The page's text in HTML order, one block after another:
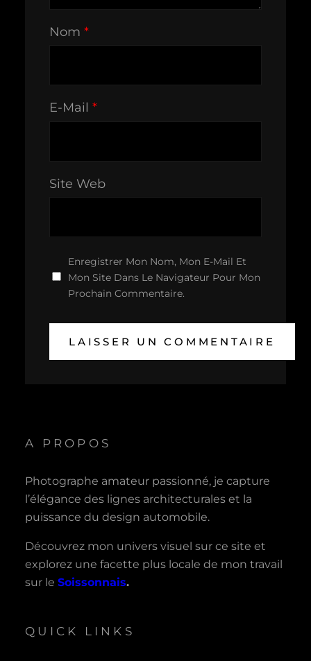
Nom *
E-Mail *
Site Web
Enregistrer Mon Nom, Mon E-Mail Et
Mon Site Dans Le Navigateur Pour Mon
Prochain Commentaire.
A PROPOS
Photographe amateur passionné, je capture
l’élégance des lignes architecturales et la
puissance du design automobile.
Découvrez mon univers visuel sur ce site et
explorez une facette plus locale de mon travail
sur le Soissonnais.
QUICK LINKS